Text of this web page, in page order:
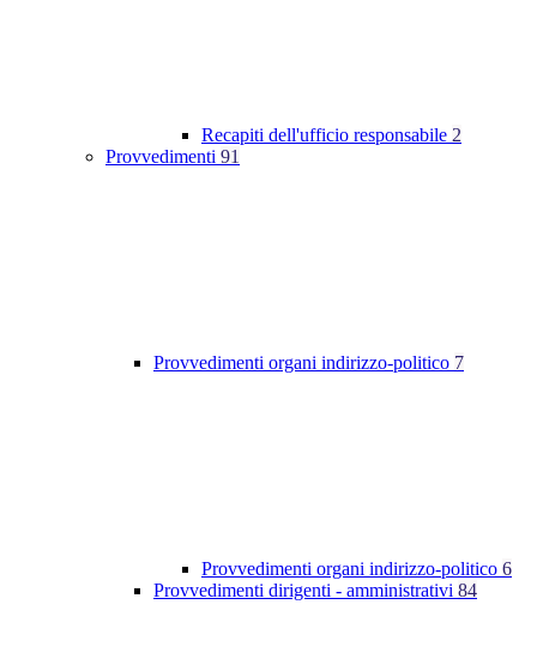
Recapiti dell'ufficio responsabile 2
Provvedimenti 91
Provvedimenti organi indirizzo-politico 7
Provvedimenti organi indirizzo-politico 6
Provvedimenti dirigenti - amministrativi 84